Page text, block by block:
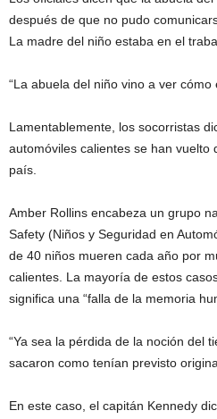
después de que no pudo
La madre del niño estaba en el
“La abuela del niño vino a ver cómo
Lamentablemente, los socorristas
automóviles calientes se han vuelto
país.
Amber Rollins encabeza un grupo
Safety (Niños y Seguridad en
de 40 niños mueren cada año por
calientes. La mayoría de estos
significa una “falla de la memoria
“Ya sea la pérdida de la noción del
sacaron como tenían previsto
En este caso, el capitán Kennedy